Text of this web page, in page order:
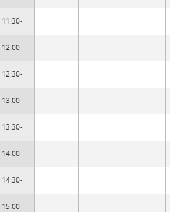
11:30-
12:00-
12:30-
13:00-
13:30-
14:00-
14:30-
15:00-